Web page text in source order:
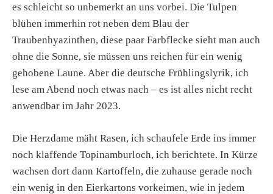
es schleicht so unbemerkt an uns vorbei. Die Tulpen
blühen immerhin rot neben dem Blau der
Traubenhyazinthen, diese paar Farbflecke sieht man auch
ohne die Sonne, sie müssen uns reichen für ein wenig
gehobene Laune. Aber die deutsche Frühlingslyrik, ich
lese am Abend noch etwas nach – es ist alles nicht recht
anwendbar im Jahr 2023.
Die Herzdame mäht Rasen, ich schaufele Erde ins immer
noch klaffende Topinamburloch, ich berichtete. In Kürze
wachsen dort dann Kartoffeln, die zuhause gerade noch
ein wenig in den Eierkartons vorkeimen, wie in jedem